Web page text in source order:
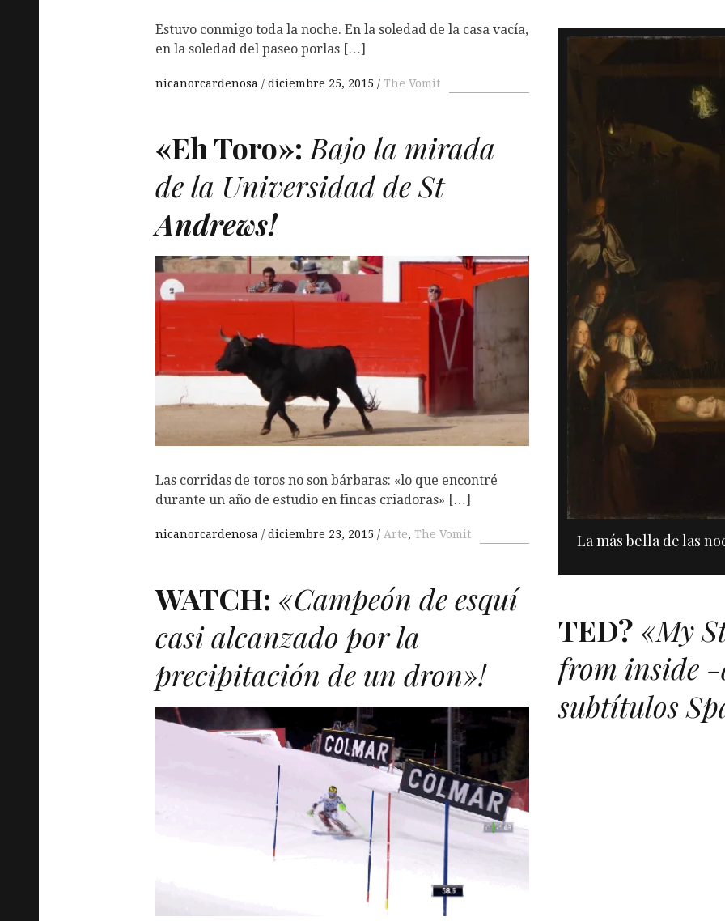
Estuvo conmigo toda la noche. En la soledad de la casa vacía,
en la soledad del paseo porlas […]
nicanorcardenosa diciembre 25, 2015 The Vomit
La más bella de las
«Eh Toro»: Bajo la mirada
de la Universidad de St
Andrews!
O
Las corridas de toros no son bárbaras: «lo que encontré
durante un año de estudio en fincas criadoras» […]
nicanorcardenosa diciembre 23, 2015 Arte, The Vomit
WATCH: «Campeón de esquí
casi alcanzado por la
precipitación de un dron»!
O
TED? «My
from inside
subtítulos